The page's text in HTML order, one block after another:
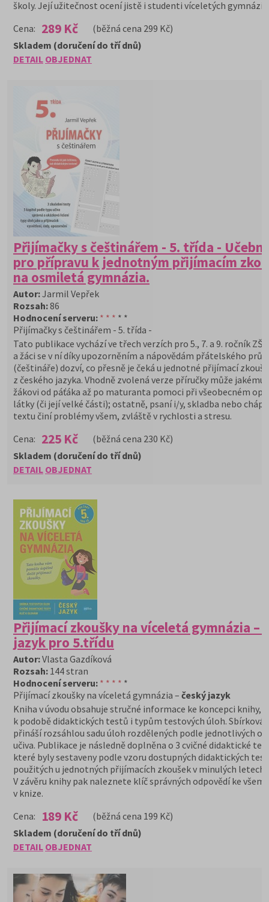
školy. Její užitečnost ocení jistě i studenti víceletých gymnázií.
Cena: 289 Kč (běžná cena 299 Kč)
DETAIL OBJEDNAT
Skladem (doručení do tří dnů)
Přijímačky s češtinářem - 5. třída -
pro přípravu k jednotným přijímacím
na osmiletá gymnázia.
Autor:Jarmil Vepřek
Rozsah:86
Hodnocení serveru: * * * * *
Přijímačky s češtinářem - 5. třída -
Tato publikace vychází ve třech verzích pro 5., 7. a 9. ročník ZŠ.
a žáci se v ní díky upozorněním a nápovědám přátelského
(češtináře) dozví, co přesně je čeká u jednotné přijímací
z českého jazyka. Vhodně zvolená verze příručky může
žákovi od páťáka až po maturanta pomoci při všeobecném
látky (či její velké části); ostatně, psaní i/y, skladba nebo
textu činí problémy všem, zvláště v rychlosti a stresu.
Cena: 225 Kč (běžná cena 230 Kč)
DETAIL OBJEDNAT
Skladem (doručení do tří dnů)
Přijímací zkoušky na víceletá gymnázia –
jazyk pro 5.třídu
Autor:Vlasta Gazdíková
Rozsah: 144 stran
Hodnocení serveru: * * * * *
Přijímací zkoušky na víceletá gymnázia – český jazyk
Kniha v úvodu obsahuje stručné informace ke koncepci knihy,
k podobě didaktických testů i typům testových úloh. Sbírková
přináší rozsáhlou sadu úloh rozdělených podle jednotlivých
učiva. Publikace je následně doplněna o 3 cvičné didaktické
které byly sestaveny podle vzoru dostupných didaktických
použitých u jednotných přijímacích zkoušek v minulých letech.
V závěru knihy pak naleznete klíč správných odpovědí ke všem
v knize.
Cena:
189 Kč (běžná cena 199 Kč)
DETAIL OBJEDNAT
Skladem (doručení do tří dnů)